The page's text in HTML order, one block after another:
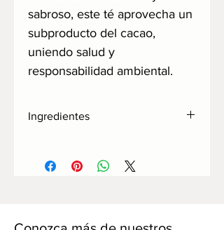
sabroso, este té aprovecha un
subproducto del cacao,
uniendo salud y
responsabilidad ambiental.
Ingredientes